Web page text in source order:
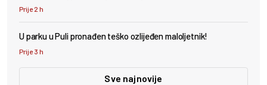
Prije 2 h
U parku u Puli pronađen teško ozlijeđen maloljetnik!
Prije 3 h
Sve najnovije